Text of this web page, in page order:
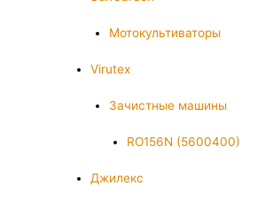
Мотокультиваторы
Virutex
Зачистные машины
RO156N (5600400)
Джилекс